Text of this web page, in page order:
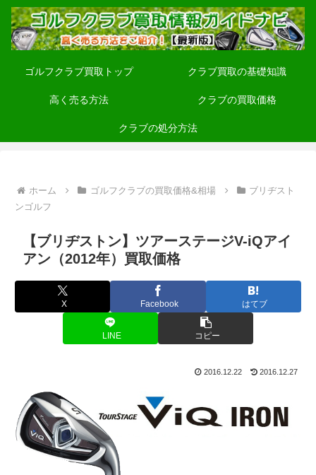
ゴルフクラブ買取トップ クラブ買取の基礎知識
高く売る方法 クラブの買取価格
クラブの処分方法
ホーム ゴルフクラブの買取価格&相場
ブリヂスト
ンゴルフ
【ブリヂストン】ツアーステージV-iQアイ
アン（2012年）買取価格
X Facebook はてブ
LINE コピー
2016.12.22 2016.12.27